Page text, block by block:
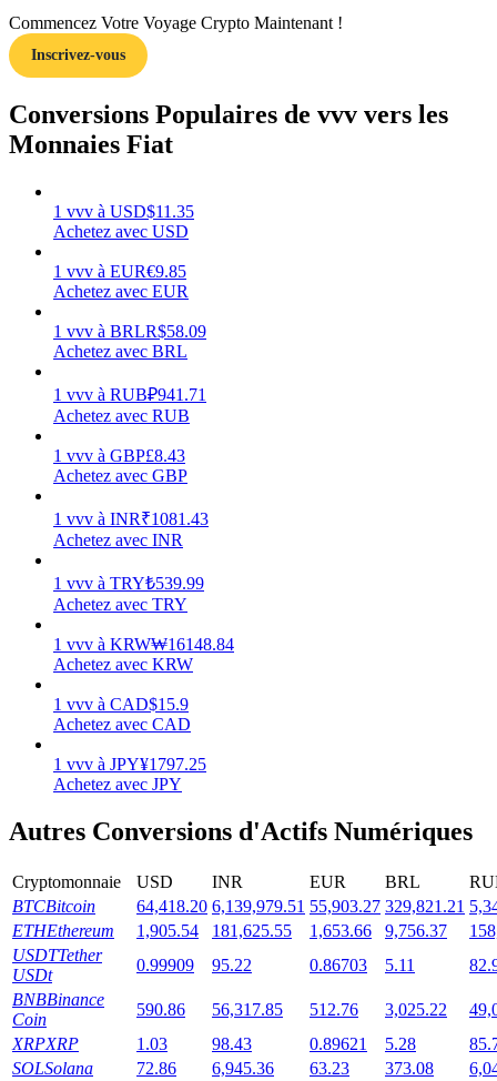
Apprenez à rester rentable
Gagner
Gagnez quotidiennement des récompenses compétitives
Jalonnement
Launchpool
Staking flexible pour gagner des jetons populaires
Commencez Votre Voyage Crypto Maintenant !
Inscrivez-vous
Conversions Populaires de vvv vers les
Monnaies Fiat
1 vvv à USD$11.35
Achetez avec USD
1 vvv à EUR€9.85
Achetez avec EUR
1 vvv à BRLR$58.09
Achetez avec BRL
1 vvv à RUB₽941.71
Achetez avec RUB
1 vvv à GBP£8.43
Achetez avec GBP
1 vvv à INR₹1081.43
Achetez avec INR
1 vvv à TRY₺539.99
Achetez avec TRY
1 vvv à KRW₩16148.84
Achetez avec KRW
1 vvv à CAD$15.9
Achetez avec CAD
1 vvv à JPY¥1797.25
Achetez avec JPY
Autres Conversions d'Actifs Numériques
Cryptomonnaie USD INR EUR BRL
BTCBitcoin 64,418.20 6,139,979.51 55,903.27 329,821.21
ETHEthereum 1,905.54 181,625.55 1,653.66 9,756.37
USDTTether
USDt
0.99909 95.22 0.86703 5.11
BNBBinance
Coin
590.86 56,317.85 512.76 3,025.22
XRPXRP 1.03 98.43 0.89621 5.28
SOLSolana 72.86 6,945.36 63.23 373.08